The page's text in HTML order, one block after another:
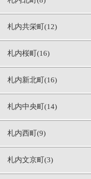
札内共栄町(12)
札内桜町(16)
札内新北町(16)
札内中央町(14)
札内西町(9)
札内文京町(3)